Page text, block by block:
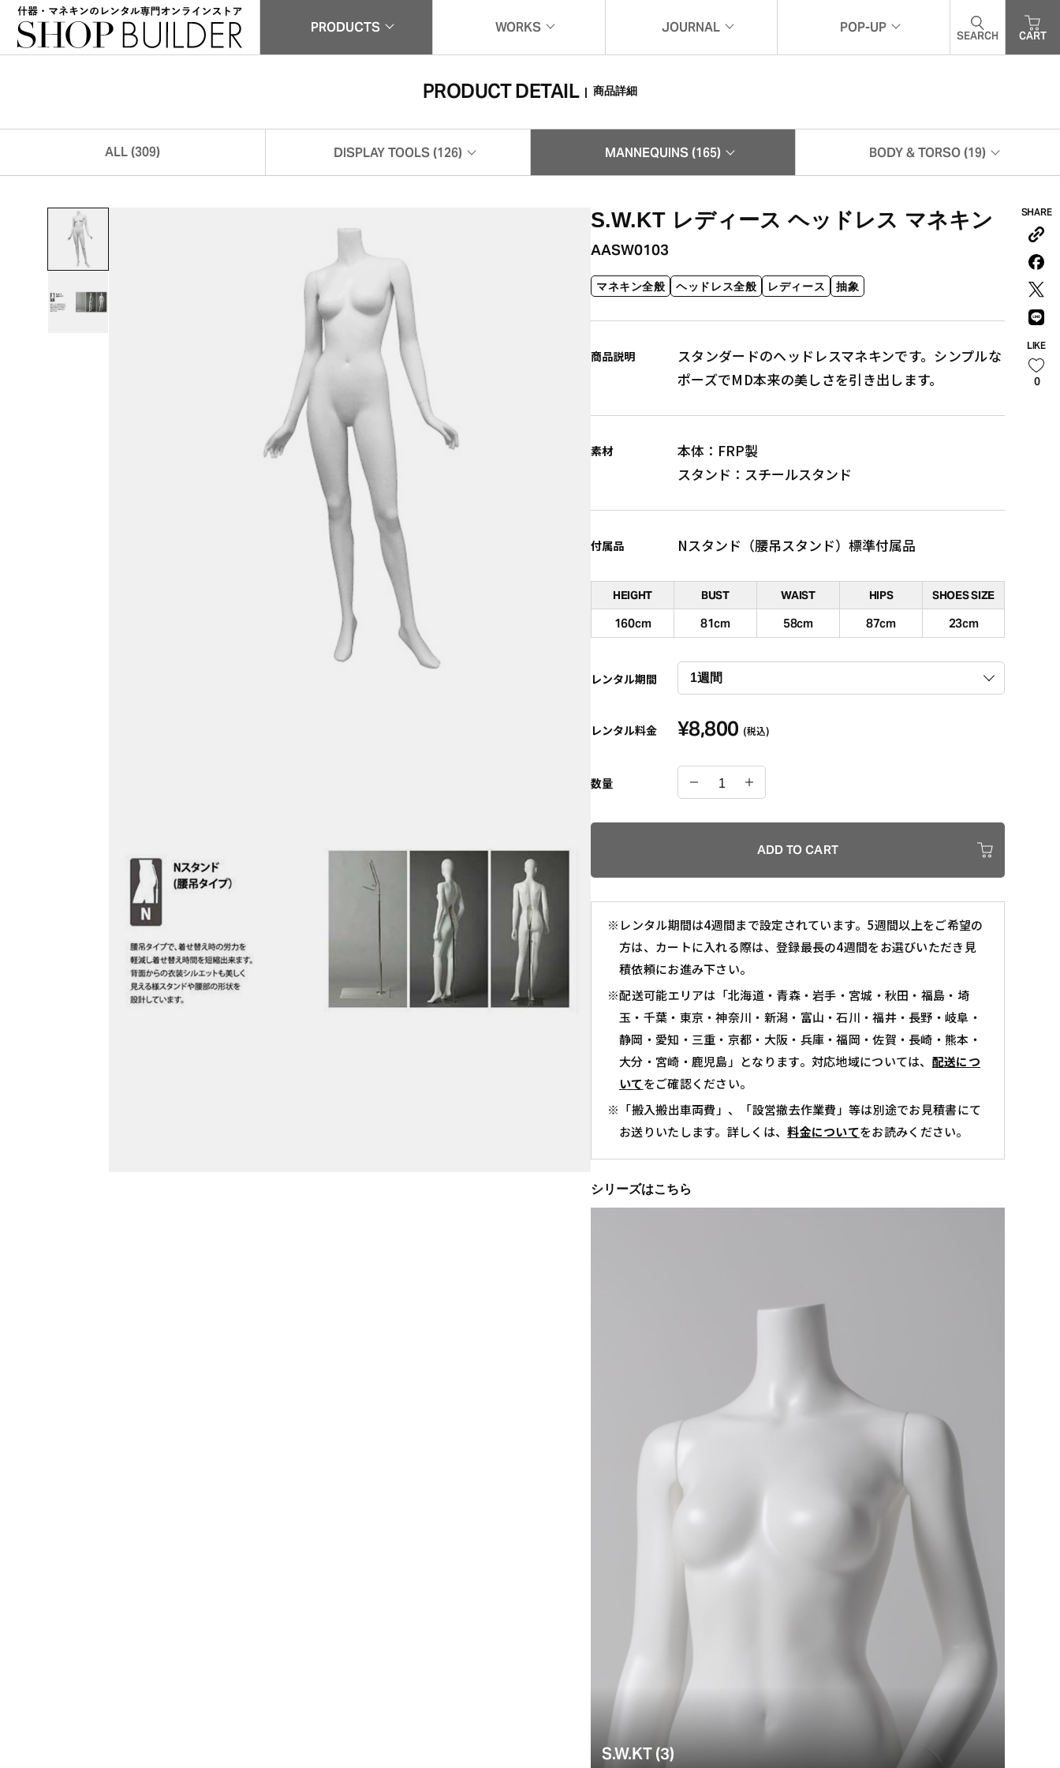
PRODUCTS WORKS
実例紹介
JOURNAL POP-UP SEARCH CART
PRODUCT DETAIL | 商品詳細
ALL (309) DISPLAY TOOLS (126) MANNEQUINS (165) BODY & TORSO (19)
S.W.KT レディース ヘッドレス マネキン
AASW0103
マネキン全般 ヘッドレス全般 レディース 抽象
商品説明
スタンダードのヘッドレスマネキンです。シンプルな
ポーズでMD本来の美しさを引き出します。
素材
本体：FRP製
スタンド：スチールスタンド
付属品 Nスタンド（腰吊スタンド）標準付属品
HEIGHT BUST WAIST HIPS SHOES SIZE
160cm 81cm 58cm 87cm 23cm
レンタル期間
レンタル料金 ¥8,800 (税込)
数量
S.W.KT
レ
デ
ー
ス
ヘ
ッ
ド
レ
ス
マ
ネ
キ
ン
/
AASW0103
ADD TO CART
カートに入れる
※レンタル期間は4週間まで設定されています。5週間以上をご希望の
方は、カートに入れる際は、登録最長の4週間をお選びいただき見
積依頼にお進み下さい。
※配送可能エリアは「北海道・青森・岩手・宮城・秋田・福島・埼
玉・千葉・東京・神奈川・新潟・富⼭・石川・福井・⻑野・岐阜・
静岡・愛知・三重・京都・大阪・兵庫・福岡・佐賀・長崎・熊本・
大分・宮崎・鹿児島」となります。対応地域については、 配送につ
いてをご確認ください。
※「搬入搬出車両費」、「設営撤去作業費」等は別途でお見積書にて
お送りいたします。詳しくは、料金についてをお読みください。
シリーズはこちら
S.W.KT (3)
SHARE
LIKE
0